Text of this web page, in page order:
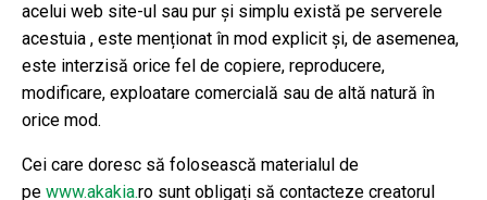
acelui web site-ul sau pur și simplu există pe serverele
acestuia , este menționat în mod explicit și, de asemenea,
este interzisă orice fel de copiere, reproducere,
modificare, exploatare comercială sau de altă natură în
orice mod.
Cei care doresc să folosească materialul de
pe www.akakia.ro sunt obligați să contacteze creatorul